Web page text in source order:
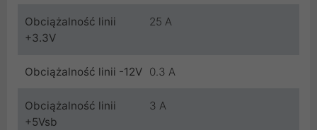
Obciążalność linii
+3.3V
25 A
Obciążalność linii -12V 0.3 A
Obciążalność linii
+5Vsb
3 A